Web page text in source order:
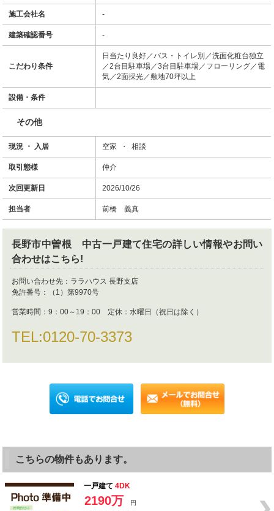
施工会社名 -
建築確認番号 -
こだわり条件
日当たり良好／バス・トイレ別／洗面化粧台独立
／2台目駐車場／3台目駐車場／フローリング／電
気／2面採光／敷地70坪以上
設備・条件
その他
現況 ・ 入居 空家 ・ 相談
取引態様 仲介
次回更新日 2026/10/26
担当者 前橋 義真
長野市中曽根 中古一戸建て住宅の詳しい情報やお問い
合わせはこちら!
お問い合わせ先： ララハウス 長野支店
免許番号：
（1）第9970号
営業時間： 9：00～19：00 定休：水曜日（祝日は除く）
TEL:0120-70-3373
こちらの物件もあります。
一戸建て 4DK
2190万
円